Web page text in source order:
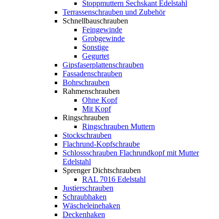
Stoppmuttern Sechskant Edelstahl
Terrassenschrauben und Zubehör
Schnellbauschrauben
Feingewinde
Grobgewinde
Sonstige
Gegurtet
Gipsfaserplattenschrauben
Fassadenschrauben
Bohrschrauben
Rahmenschrauben
Ohne Kopf
Mit Kopf
Ringschrauben
Ringschrauben Muttern
Stockschrauben
Flachrund-Kopfschraube
Schlossschrauben Flachrundkopf mit Mutter
Edelstahl
Sprenger Dichtschrauben
RAL 7016 Edelstahl
Justierschrauben
Schraubhaken
Wäscheleinehaken
Deckenhaken